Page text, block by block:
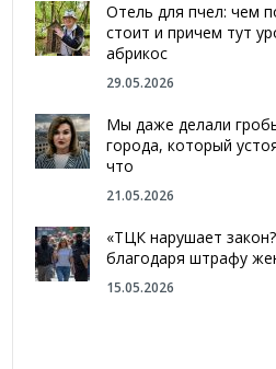
Отель для пчел: чем
стоит и причем тут
абрикос
29.05.2026
Мы даже делали
города, который
что
21.05.2026
«ТЦК нарушает
благодаря штрафу
15.05.2026